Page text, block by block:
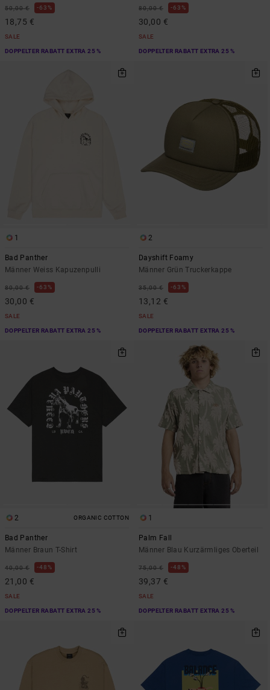
50,00 € 63%
18,75 €
SALE
DOPPELTER RABATT EXTRA 25 %
80,00 € 63%
30,00 €
SALE
DOPPELTER RABATT EXTRA 25 %
1
Bad Panther
Männer Weiss Kapuzenpulli
80,00 € 63%
30,00 €
SALE
DOPPELTER RABATT EXTRA 25 %
2
Dayshift Foamy
Männer Grün Truckerkappe
35,00 € 63%
13,12 €
SALE
DOPPELTER RABATT EXTRA 25 %
2 ORGANIC COTTON
Bad Panther
Männer Braun T-Shirt
40,00 € 48%
21,00 €
SALE
DOPPELTER RABATT EXTRA 25 %
1
Palm Fall
Männer Blau Kurzärmliges Oberteil
75,00 € 48%
39,37 €
SALE
DOPPELTER RABATT EXTRA 25 %